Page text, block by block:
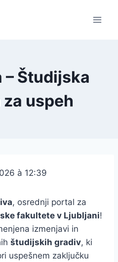
Študijska
uspeh
à 12:39
, osrednji portal za
fakultete v Ljubljani!
izmenjavi in
študijskih gradiv, ki
uspešnem zaključku